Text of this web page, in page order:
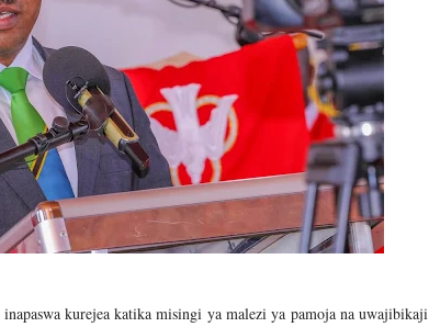
HAKI KUCHOCHEA UKUAJI WA UCHUMI
kurejea katika misingi ya malezi ya pamoja na uwajibikaji